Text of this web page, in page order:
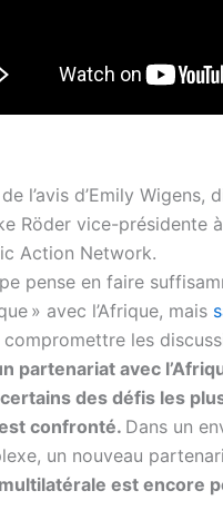
l’avis d’Emily Wigens,
Röder vice-
Action Network.
pense en faire
» avec l’Afrique, mais
les
partenariat avec
des défis les
confronté. Dans un
un nouveau
est encore